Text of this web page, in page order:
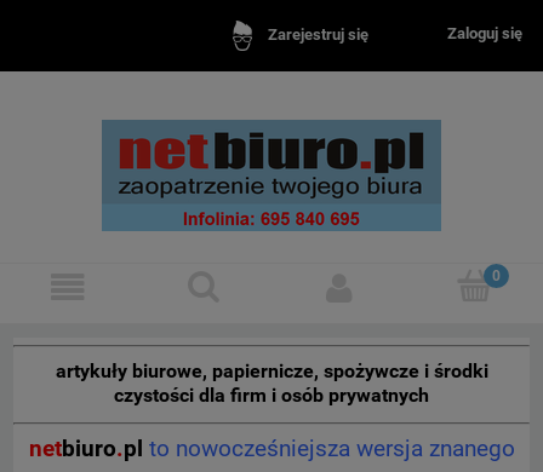
Zarejestruj się Zaloguj się
artykuły biurowe, papiernicze, spożywcze i środki
czystości dla firm i osób prywatnych
netbiuro.pl to nowocześniejsza wersja znanego